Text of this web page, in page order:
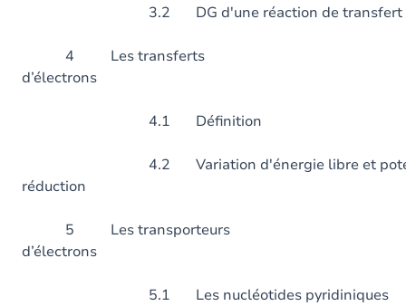
3.2 DG d'une réaction de transfert
4 Les transferts
d’électrons
4.1 Définition
4.2 Variation d'énergie libre et
réduction
5 Les transporteurs
d’électrons
5.1 Les nucléotides pyridiniques